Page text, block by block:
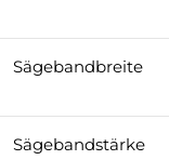
Sägebandbreite
Sägebandstärke